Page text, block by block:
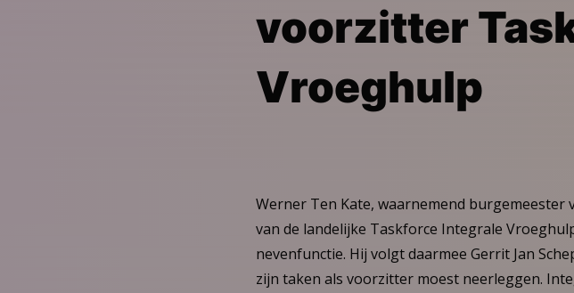
voorzitter
Vroeghulp
Werner Ten Kate, waarnemend
van de landelijke Taskforce Integrale
nevenfunctie. Hij volgt daarmee Gerrit Jan
zijn taken als voorzitter moest neerleggen.